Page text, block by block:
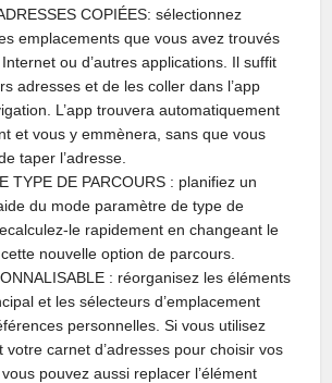
COPIÉES: sélectionnez
emplacements que vous avez trouvés
ou d’autres applications. Il suffit
adresses et de les coller dans l’app
L’app trouvera automatiquement
et vous y emmènera, sans que vous
taper l’adresse.
TYPE DE PARCOURS : planifiez un
du mode paramètre de type de
le rapidement en changeant le
nouvelle option de parcours.
: réorganisez les éléments
et les sélecteurs d’emplacement
personnelles. Si vous utilisez
votre carnet d’adresses pour choisir vos
pouvez aussi replacer l’élément